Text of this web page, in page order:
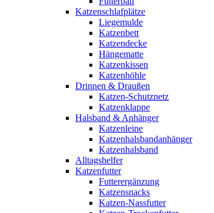
Katzenschlafplätze
Liegemulde
Katzenbett
Katzendecke
Hängematte
Katzenkissen
Katzenhöhle
Drinnen & Draußen
Katzen-Schutznetz
Katzenklappe
Halsband & Anhänger
Katzenleine
Katzenhalsbandanhänger
Katzenhalsband
Alltagshelfer
Katzenfutter
Futterergänzung
Katzensnacks
Katzen-Nassfutter